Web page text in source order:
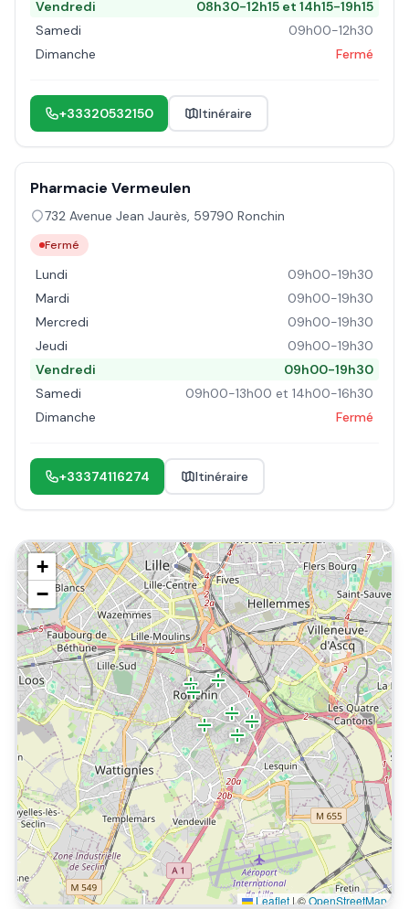
Vendredi
08h30-12h15 et 14h15-19h15
Samedi
09h00-12h30
Dimanche
Fermé
+33320532150 Itinéraire
Pharmacie Vermeulen
732 Avenue Jean Jaurès, 59790 Ronchin
Fermé
Lundi
09h00-19h30
Mardi
09h00-19h30
Mercredi
09h00-19h30
Jeudi
09h00-19h30
Vendredi
09h00-19h30
Samedi
09h00-13h00 et 14h00-16h30
Dimanche
Fermé
+33374116274 Itinéraire
+
−
Leaflet |©OpenStreetMap